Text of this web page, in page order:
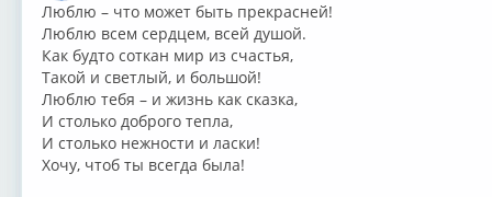
⁣Люблю – что может быть прекрасней!
Люблю всем сердцем, всей душой.
Как будто соткан мир из счастья,
Такой и светлый, и большой!
Люблю тебя – и жизнь как сказка,
И столько доброго тепла,
И столько нежности и ласки!
Хочу, чтоб ты всегда была!